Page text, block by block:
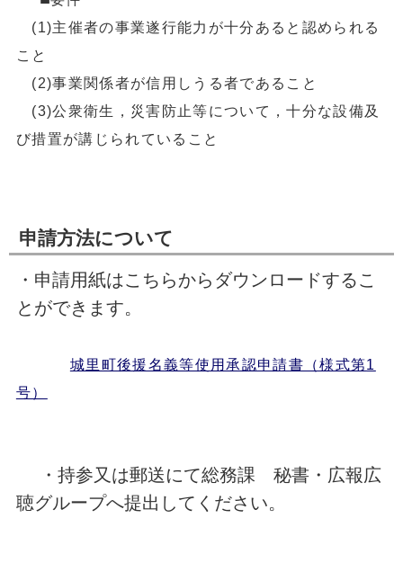
(1)主催者の事業遂行能力が十分あると認められる
こと
(2)事業関係者が信用しうる者であること
(3)公衆衛生，災害防止等について，十分な設備及
び措置が講じられていること
申請方法について
・申請用紙はこちらからダウンロードするこ
とができます。
城里町後援名義等使用承認申請書（様式第1
号）
・持参又は郵送にて総務課 秘書・広報広
聴グループへ提出してください。